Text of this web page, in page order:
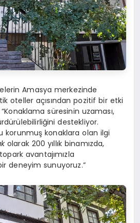
Amasya merkezinde
oteller açısından pozitif bir etki
süresinin uzaması,
destekliyor.
korunmuş konaklara olan ilgi
olarak 200 yıllık binamızda,
avantajımızla
deneyim sunuyoruz.”